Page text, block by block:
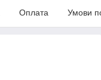
Оплата Умови